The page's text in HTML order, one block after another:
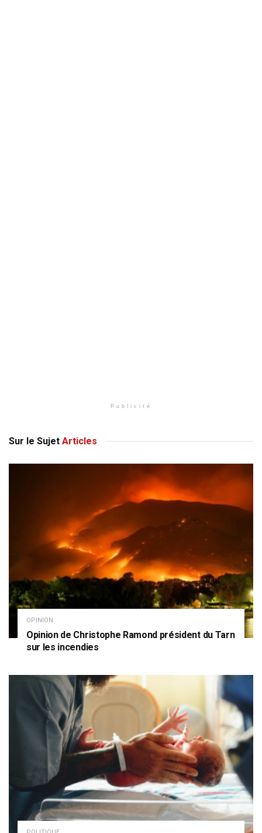
Publicité
Sur le Sujet Articles
OPINION
Opinion de Christophe Ramond président du Tarn
sur les incendies